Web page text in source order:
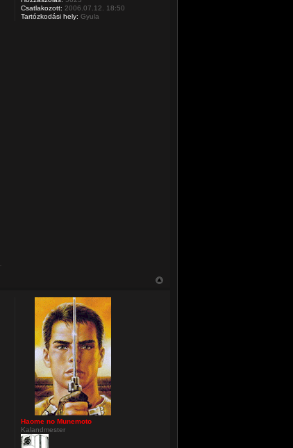
Csatlakozott: 2006.07.12. 18:50
Tartózkodási hely: Gyula
Haome no Munemoto
Kalandmester